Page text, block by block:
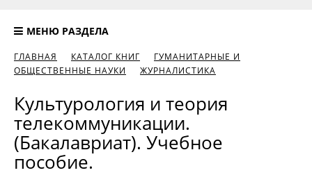
МЕНЮ РАЗДЕЛА
ГЛАВНАЯ КАТАЛОГ КНИГ
ГУМАНИТАРНЫЕ И
ОБЩЕСТВЕННЫЕ НАУКИ
ЖУРНАЛИСТИКА
Культурология и теория
телекоммуникации.
(Бакалавриат). Учебное
пособие.